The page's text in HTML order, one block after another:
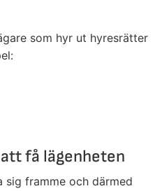
som hyr ut hyresrätter
få lägenheten
framme och därmed